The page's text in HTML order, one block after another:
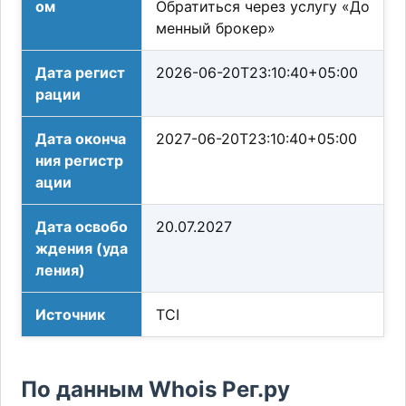
ом
Обратиться через услугу «До
менный брокер»
Дата регист
рации
2026-06-20T23:10:40+05:00
Дата оконча
ния регистр
ации
2027-06-20T23:10:40+05:00
Дата освобо
ждения (уда
ления)
20.07.2027
Источник TCI
По данным Whois Рег.ру